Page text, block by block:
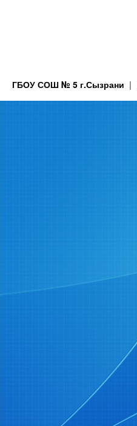
ГБОУ СОШ № 5 г.Сызрани